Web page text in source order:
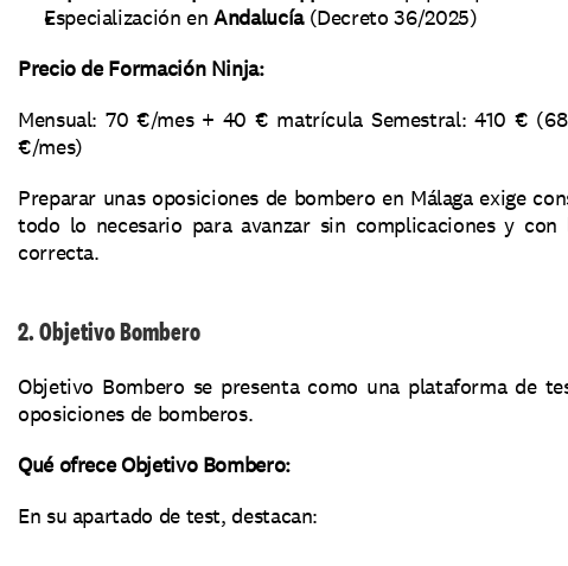
Especialización en Andalucía (Decreto 36/2025)
Precio de Formación Ninja:
Mensual: 70 €/mes + 40 € matrícula Semestral: 410 €
€/mes)
Preparar unas oposiciones de bombero en Málaga exige
todo lo necesario para avanzar sin complicaciones y
correcta.
2. Objetivo Bombero
Objetivo Bombero se presenta como una plataforma de
oposiciones de bomberos.
Qué ofrece Objetivo Bombero:
En su apartado de test, destacan: